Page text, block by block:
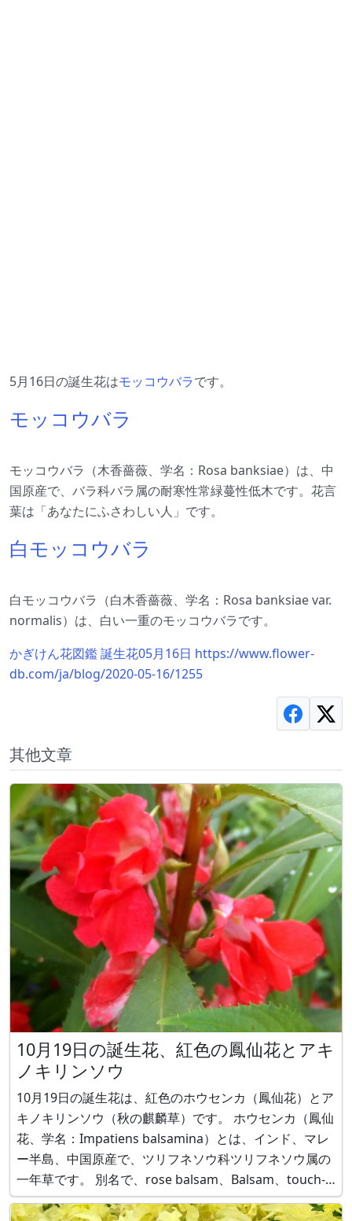
5月16日の誕生花はモッコウバラです。
モッコウバラ
モッコウバラ（木香薔薇、学名：Rosa banksiae）は、中
国原産で、バラ科バラ属の耐寒性常緑蔓性低木です。花言
葉は「あなたにふさわしい人」です。
白モッコウバラ
白モッコウバラ（白木香薔薇、学名：Rosa banksiae var.
normalis）は、白い一重のモッコウバラです。
かぎけん花図鑑 誕生花05月16日 https://www.flower-
db.com/ja/blog/2020-05-16/1255
其他文章
10月19日の誕生花、紅色の鳳仙花とアキ
ノキリンソウ
10月19日の誕生花は、紅色のホウセンカ（鳳仙花）とア
キノキリンソウ（秋の麒麟草）です。 ホウセンカ（鳳仙
花、学名：Impatiens balsamina）とは、インド、マレ
ー半島、中国原産で、ツリフネソウ科ツリフネソウ属の
一年草です。 別名で、rose balsam、Balsam、touch-
me-not、ツマクレナイ、てぃんさぐ（沖縄）と呼ばれ